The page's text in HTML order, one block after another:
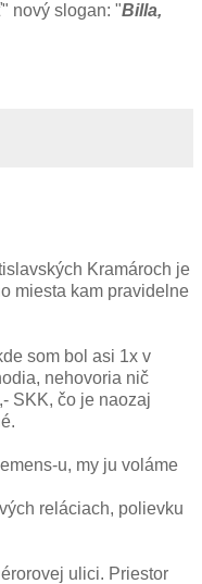
nový slogan: "Billa,
Kramároch je
miesta kam pravidelne
som bol asi 1x v
nehovoria nič
SKK, čo je naozaj
u, my ju voláme
reláciach, polievku
ulici. Priestor